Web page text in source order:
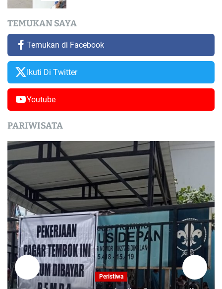
TEMUKAN SAYA
Temukan di Facebook
Ikuti Di Twitter
Youtube
PARIWISATA
Peristiwa